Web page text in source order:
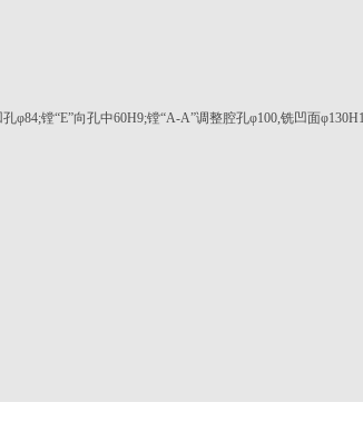
φ84;镗“E”向孔中60H9;镗“A-A”调整腔孔φ100,铣凹面